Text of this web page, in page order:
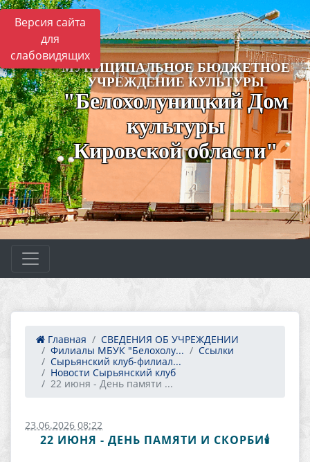
Версия сайта
для
слабовидящих
МУНИЦИПАЛЬНОЕ БЮДЖЕТНОЕ
УЧРЕЖДЕНИЕ КУЛЬТУРЫ
"Белохолуницкий Дом
культуры
Кировской области"
Главная
СВЕДЕНИЯ ОБ УЧРЕЖДЕНИИ
Филиалы МБУК "Белохолу...
Ссылки
Сырьянский клуб-филиал...
Новости Сырьянский клуб
22 июня - День памяти ...
23.06.2026 08:22
22 ИЮНЯ - ДЕНЬ ПАМЯТИ И СКОРБИ🕯